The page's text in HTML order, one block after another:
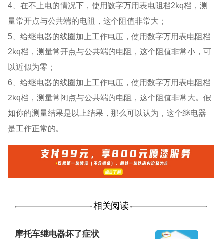
4、在不上电的情况下，使用数字万用表电阻档2kq档，测
量常开点与公共端的电阻，这个阻值非常大；
5、给继电器的线圈加上工作电压，使用数字万用表电阻档
2kq档，测量常开点与公共端的电阻，这个阻值非常小，可
以近似为零；
6、给继电器的线圈加上工作电压，使用数字万用表电阻档
2kq档，测量常闭点与公共端的电阻，这个阻值非常大。假
如你的测量结果是以上结果，那么可以认为，这个继电器
是工作正常的。
相关阅读
摩托车继电器坏了症状